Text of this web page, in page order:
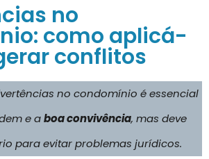
no
como aplicá-
conflitos
no condomínio é essencial
e aboa convivência, mas deve
para evitar problemas jurídicos.